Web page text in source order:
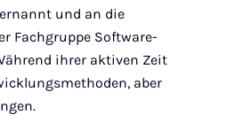
und an die
Fachgruppe Software-
ihrer aktiven Zeit
aber